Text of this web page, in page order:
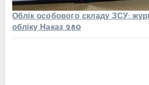
Облік особового складу ЗСУ:
обліку Наказ 280